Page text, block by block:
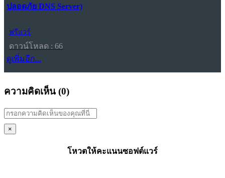
ปลอดภัย DNS Server)
ฟรีแวร์
ดาวน์โหลด : 66
ดูเพิ่มอีก...
ความคิดเห็น (0)
×
โหวตให้คะแนนซอฟต์แวร์